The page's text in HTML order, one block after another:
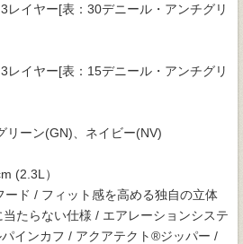
3レイヤー[表：30デニール・アンチグリ
3レイヤー[表：15デニール・アンチグリ
リーン(GN)、ネイビー(NV)
(2.3L）
ード / フィット感を高める独自の立体
たらない仕様 / エアレーションシステ
インカフ / アクアテクト®ジッパー /